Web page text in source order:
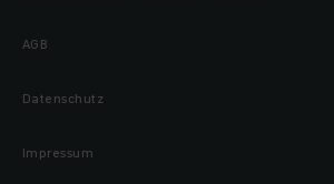
AGB
Datenschutz
Impressum